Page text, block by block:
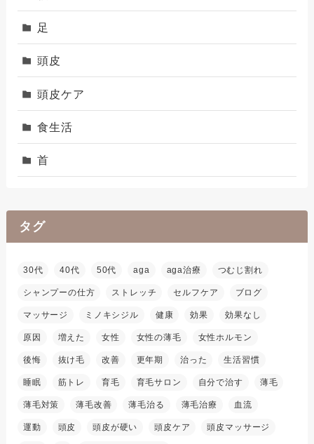
足
頭皮
頭皮ケア
食生活
首
タグ
30代 40代 50代 aga aga治療 つむじ割れ
シャンプーの仕方 ストレッチ セルフケア ブログ
マッサージ ミノキシジル 健康 効果 効果なし
原因 増えた 女性 女性の薄毛 女性ホルモン
後悔 抜け毛 改善 更年期 治った 生活習慣
睡眠 筋トレ 育毛 育毛サロン 自分で治す 薄毛
薄毛対策 薄毛改善 薄毛治る 薄毛治療 血流
運動 頭皮 頭皮が硬い 頭皮ケア 頭皮マッサージ